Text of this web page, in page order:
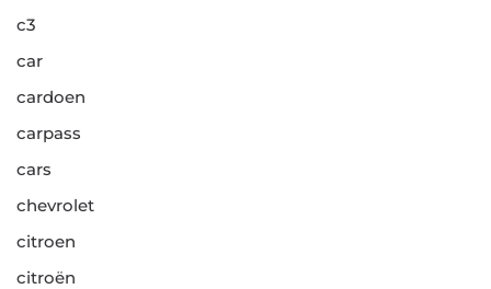
c3
car
cardoen
carpass
cars
chevrolet
citroen
citroën